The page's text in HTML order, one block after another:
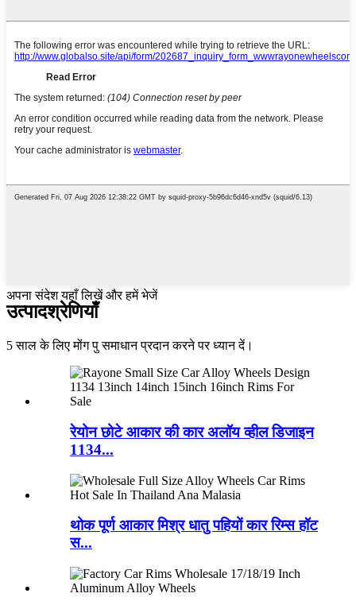
अपना संदेश यहाँ लिखें और हमें भेजें
उत्पादश्रेणियाँ
5 साल के लिए मोंग पु समाधान प्रदान करने पर ध्यान दें।
रेयोन छोटे आकार की कार अलॉय व्हील डिजाइन
1134...
थोक पूर्ण आकार मिश्र धातु पहियों कार रिम्स हॉट
स...